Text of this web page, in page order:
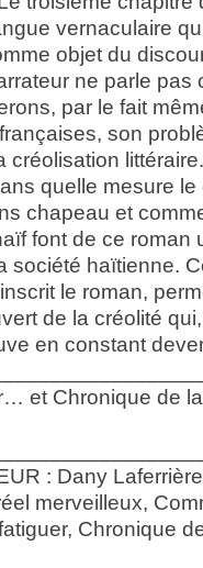
vernaculaire
objet du
ne parle pas
par le fait
son
créolisation
quelle mesure
chapeau et
font de ce roman
société haïtienne.
le roman,
de la créolité
en constant
et Chronique de
: Dany
merveilleux,
Chronique